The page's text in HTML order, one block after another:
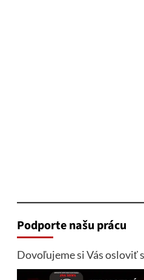
Podporte našu prácu
Dovoľujeme si Vás osloviť